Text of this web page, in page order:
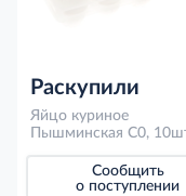
Раскупили
Яйцо куриное
Пышминская С0,
Сообщить
о поступлении